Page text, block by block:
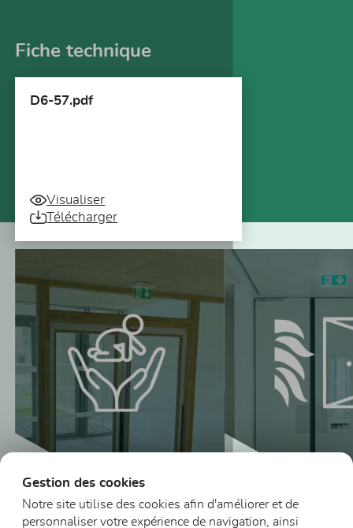
Fiche technique
D6-57.pdf
Visualiser
Télécharger
Gestion des cookies
Notre site utilise des cookies afin d'améliorer et de
personnaliser votre expérience de navigation, ainsi